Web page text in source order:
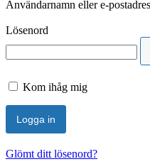
Användarnamn eller e-
Lösenord
Kom ihåg mig
Glömt ditt lösenord?